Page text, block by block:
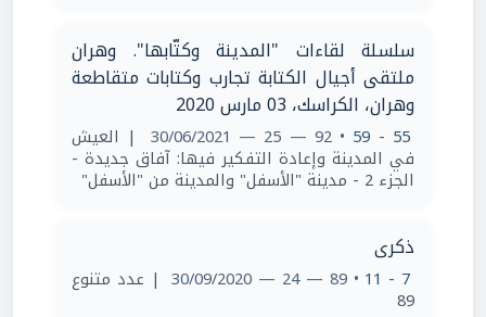
سلسلة لقاءات "المدينة وكتّابها". وهران
ملتقى أجيال الكتابة تجارب وكتابات متقاطعة
وهران، الكراسك، 03 مارس 2020
55 - 59
• 92 — 25 — 30/06/2021 | العيش
في المدينة وإعادة التفكير فيها: آفاق جديدة -
الجزء 2 - مدينة "الأسفل" والمدينة من "الأسفل"
ذكرى
7 - 11
• 89 — 24 — 30/09/2020 | عدد متنوع
89